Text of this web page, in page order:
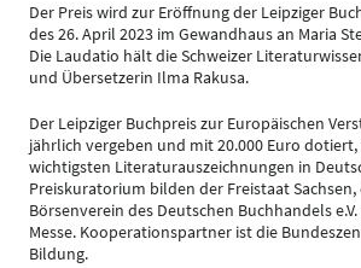
Der Preis wird zur Eröffnung der Leipziger
des 26. April 2023 im Gewandhaus an Maria
Die Laudatio hält die Schweizer
und Übersetzerin Ilma Rakusa.
Der Leipziger Buchpreis zur Europäischen
jährlich vergeben und mit 20.000 Euro
wichtigsten Literaturauszeichnungen in
Preiskuratorium bilden der Freistaat Sachsen,
Börsenverein des Deutschen Buchhandels
Messe. Kooperationspartner ist die
Bildung.